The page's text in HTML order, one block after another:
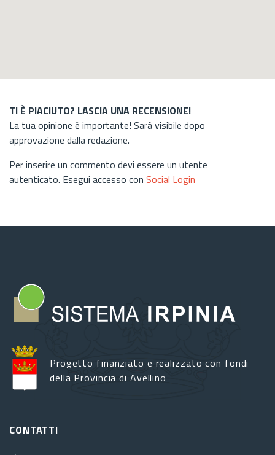
TI È PIACIUTO? LASCIA UNA RECENSIONE!
La tua opinione è importante! Sarà visibile dopo
approvazione dalla redazione.
Per inserire un commento devi essere un utente
autenticato. Esegui accesso con Social Login
Progetto finanziato e realizzato con fondi
della Provincia di Avellino
CONTATTI